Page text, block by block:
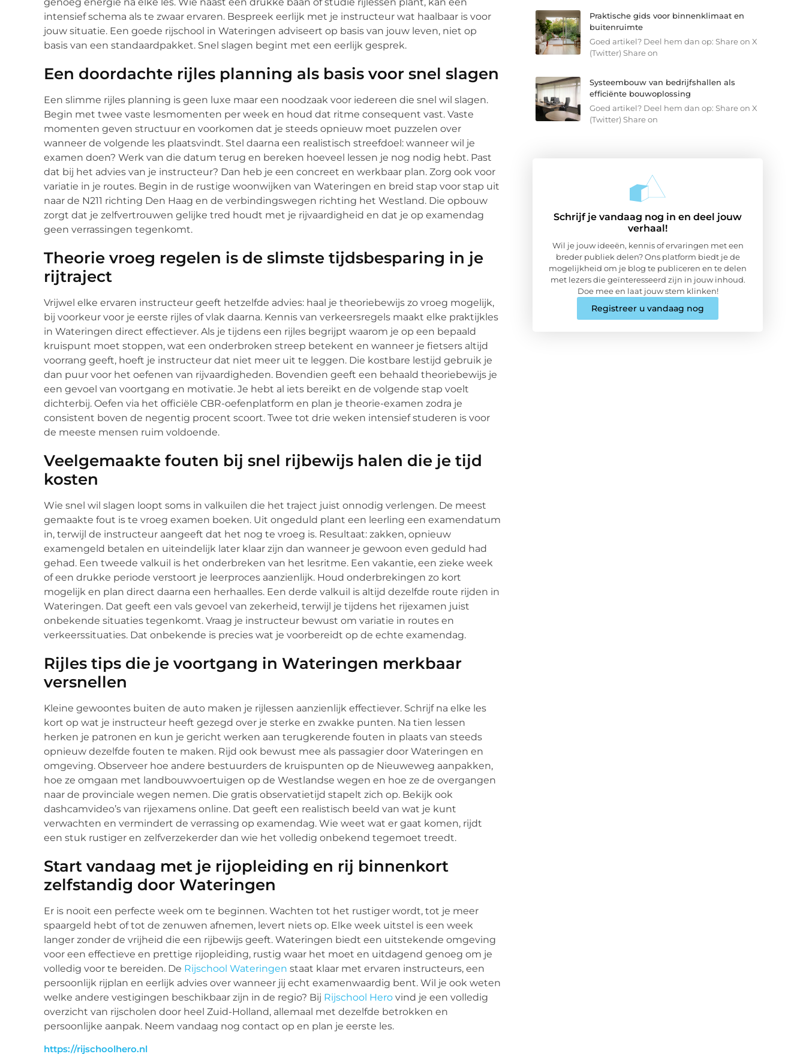
intensief schema als te zwaar ervaren. Bespreek eerlijk met je instructeur wat haalbaar is voor
jouw situatie. Een goede rijschool in Wateringen adviseert op basis van jouw leven, niet op
basis van een standaardpakket. Snel slagen begint met een eerlijk gesprek.
Een doordachte rijles planning als basis voor snel slagen
Een slimme rijles planning is geen luxe maar een noodzaak voor iedereen die snel wil slagen.
Begin met twee vaste lesmomenten per week en houd dat ritme consequent vast. Vaste
momenten geven structuur en voorkomen dat je steeds opnieuw moet puzzelen over
wanneer de volgende les plaatsvindt. Stel daarna een realistisch streefdoel: wanneer wil je
examen doen? Werk van die datum terug en bereken hoeveel lessen je nog nodig hebt. Past
dat bij het advies van je instructeur? Dan heb je een concreet en werkbaar plan. Zorg ook voor
variatie in je routes. Begin in de rustige woonwijken van Wateringen en breid stap voor stap uit
naar de N211 richting Den Haag en de verbindingswegen richting het Westland. Die opbouw
zorgt dat je zelfvertrouwen gelijke tred houdt met je rijvaardigheid en dat je op examendag
geen verrassingen tegenkomt.
Theorie vroeg regelen is de slimste tijdsbesparing in je
rijtraject
Vrijwel elke ervaren instructeur geeft hetzelfde advies: haal je theoriebewijs zo vroeg mogelijk,
bij voorkeur voor je eerste rijles of vlak daarna. Kennis van verkeersregels maakt elke praktijkles
in Wateringen direct effectiever. Als je tijdens een rijles begrijpt waarom je op een bepaald
kruispunt moet stoppen, wat een onderbroken streep betekent en wanneer je fietsers altijd
voorrang geeft, hoeft je instructeur dat niet meer uit te leggen. Die kostbare lestijd gebruik je
dan puur voor het oefenen van rijvaardigheden. Bovendien geeft een behaald theoriebewijs je
een gevoel van voortgang en motivatie. Je hebt al iets bereikt en de volgende stap voelt
dichterbij. Oefen via het officiële CBR-oefenplatform en plan je theorie-examen zodra je
consistent boven de negentig procent scoort. Twee tot drie weken intensief studeren is voor
de meeste mensen ruim voldoende.
Veelgemaakte fouten bij snel rijbewijs halen die je tijd
kosten
Wie snel wil slagen loopt soms in valkuilen die het traject juist onnodig verlengen. De meest
gemaakte fout is te vroeg examen boeken. Uit ongeduld plant een leerling een examendatum
in, terwijl de instructeur aangeeft dat het nog te vroeg is. Resultaat: zakken, opnieuw
examengeld betalen en uiteindelijk later klaar zijn dan wanneer je gewoon even geduld had
gehad. Een tweede valkuil is het onderbreken van het lesritme. Een vakantie, een zieke week
of een drukke periode verstoort je leerproces aanzienlijk. Houd onderbrekingen zo kort
mogelijk en plan direct daarna een herhaalles. Een derde valkuil is altijd dezelfde route rijden in
Wateringen. Dat geeft een vals gevoel van zekerheid, terwijl je tijdens het rijexamen juist
onbekende situaties tegenkomt. Vraag je instructeur bewust om variatie in routes en
verkeerssituaties. Dat onbekende is precies wat je voorbereidt op de echte examendag.
Rijles tips die je voortgang in Wateringen merkbaar
versnellen
Kleine gewoontes buiten de auto maken je rijlessen aanzienlijk effectiever. Schrijf na elke les
kort op wat je instructeur heeft gezegd over je sterke en zwakke punten. Na tien lessen
herken je patronen en kun je gericht werken aan terugkerende fouten in plaats van steeds
opnieuw dezelfde fouten te maken. Rijd ook bewust mee als passagier door Wateringen en
omgeving. Observeer hoe andere bestuurders de kruispunten op de Nieuweweg aanpakken,
hoe ze omgaan met landbouwvoertuigen op de Westlandse wegen en hoe ze de overgangen
naar de provinciale wegen nemen. Die gratis observatietijd stapelt zich op. Bekijk ook
dashcamvideo’s van rijexamens online. Dat geeft een realistisch beeld van wat je kunt
verwachten en vermindert de verrassing op examendag. Wie weet wat er gaat komen, rijdt
een stuk rustiger en zelfverzekerder dan wie het volledig onbekend tegemoet treedt.
Start vandaag met je rijopleiding en rij binnenkort
zelfstandig door Wateringen
Er is nooit een perfecte week om te beginnen. Wachten tot het rustiger wordt, tot je meer
spaargeld hebt of tot de zenuwen afnemen, levert niets op. Elke week uitstel is een week
langer zonder de vrijheid die een rijbewijs geeft. Wateringen biedt een uitstekende omgeving
voor een effectieve en prettige rijopleiding, rustig waar het moet en uitdagend genoeg om je
volledig voor te bereiden. De Rijschool Wateringen staat klaar met ervaren instructeurs, een
persoonlijk rijplan en eerlijk advies over wanneer jij echt examenwaardig bent. Wil je ook weten
welke andere vestigingen beschikbaar zijn in de regio? Bij Rijschool Hero vind je een volledig
overzicht van rijscholen door heel Zuid-Holland, allemaal met dezelfde betrokken en
persoonlijke aanpak. Neem vandaag nog contact op en plan je eerste les.
https://rijschoolhero.nl
Praktische gids voor binnenklimaat en
buitenruimte
Goed artikel? Deel hem dan op: Share on X
(Twitter) Share on
Systeembouw van bedrijfshallen als
efficiënte bouwoplossing
Goed artikel? Deel hem dan op: Share on X
(Twitter) Share on
Schrijf je vandaag nog in en deel jouw
verhaal!
Wil je jouw ideeën, kennis of ervaringen met een
breder publiek delen? Ons platform biedt je de
mogelijkheid om je blog te publiceren en te delen
met lezers die geïnteresseerd zijn in jouw inhoud.
Doe mee en laat jouw stem klinken!
Registreer u vandaag nog